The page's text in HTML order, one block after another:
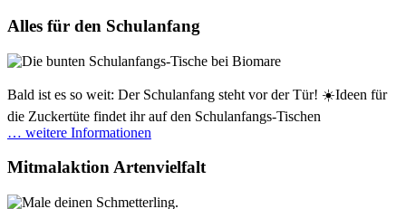
Alles für den Schulanfang
Bald ist es so weit: Der Schulanfang steht vor der Tür! ☀️Ideen für
die Zuckertüte findet ihr auf den Schulanfangs-Tischen
… weitere Informationen
Mitmalaktion Artenvielfalt